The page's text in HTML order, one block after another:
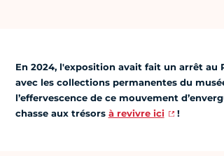
En 2024, l'exposition avait fait un arrêt au
avec les collections permanentes du
l’effervescence de ce mouvement
chasse aux trésors à revivre ici !